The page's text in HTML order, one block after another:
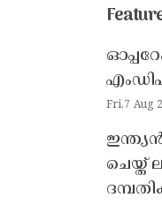
Fri,7 Aug
ചെയ്ത്